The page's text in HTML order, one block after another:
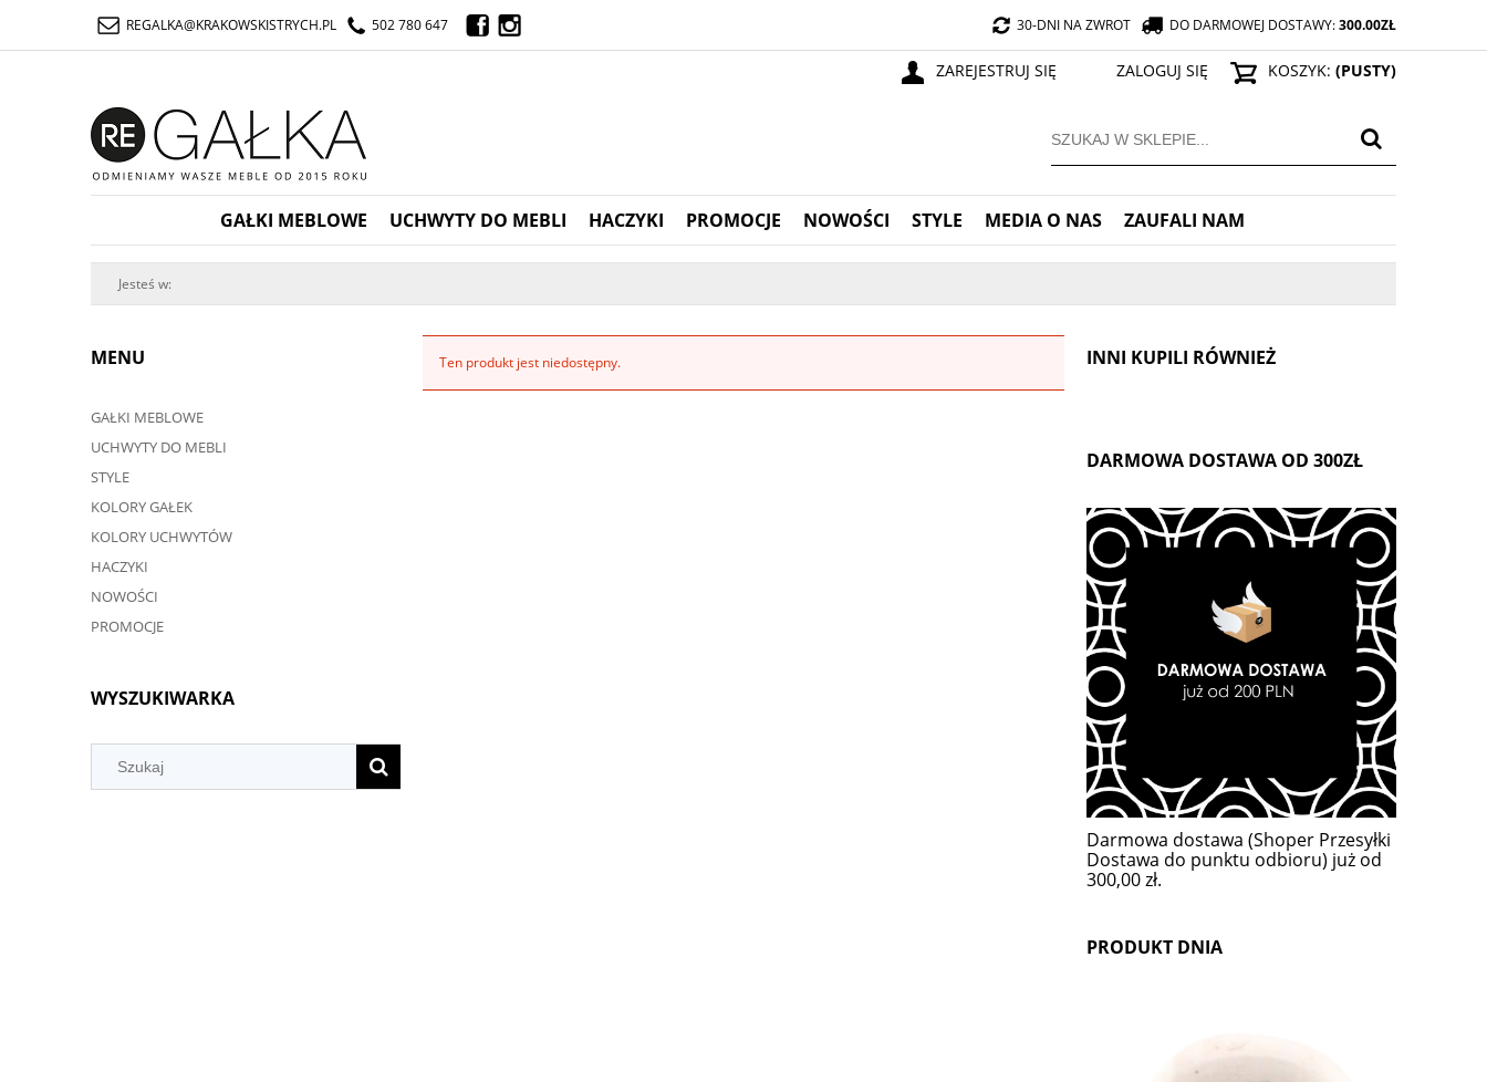
REGALKA@KRAKOWSKISTRYCH.PL 502 780 647 30-DNI NA ZWROT DO DARMOWEJ DOSTAWY:300.00ZŁ
ZAREJESTRUJ SIĘ ZALOGUJ SIĘ KOSZYK: (PUSTY)
GAŁKI MEBLOWE UCHWYTY DO MEBLI HACZYKI PROMOCJE NOWOŚCI STYLE MEDIA O NAS ZAUFALI NAM
Jesteś w:
MENU
GAŁKI MEBLOWE
UCHWYTY DO MEBLI
STYLE
KOLORY GAŁEK
KOLORY UCHWYTÓW
HACZYKI
NOWOŚCI
PROMOCJE
WYSZUKIWARKA
Ten produkt jest niedostępny. INNI KUPILI RÓWNIEŻ
DARMOWA DOSTAWA OD 300ZŁ
Darmowa dostawa (Shoper Przesyłki
Dostawa do punktu odbioru) już od
300,00 zł.
PRODUKT DNIA